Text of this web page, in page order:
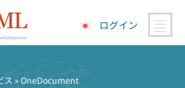
ログイン
ス » OneDocument